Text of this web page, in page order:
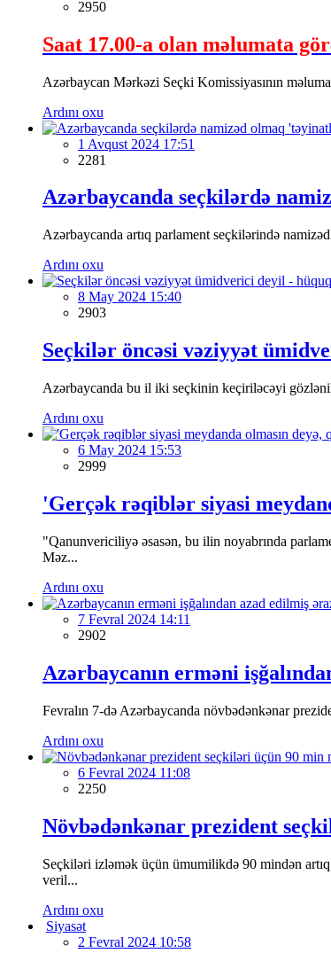
2950
Saat 17.00-a olan məlumata
Azərbaycan Mərkəzi Seçki Komissiyasının
Ardını oxu
1 Avqust 2024 17:51
2281
Azərbaycanda seçkilərdə
Azərbaycanda artıq parlament seçkilərində
Ardını oxu
8 May 2024 15:40
2903
Seçkilər öncəsi vəziyyət
Azərbaycanda bu il iki seçkinin keçiriləcəyi
Ardını oxu
6 May 2024 15:53
2999
'Gerçək rəqiblər siyasi
"Qanunvericiliyə əsasən, bu ilin noyabrında
Məz...
Ardını oxu
7 Fevral 2024 14:11
2902
Azərbaycanın erməni
Fevralın 7-də Azərbaycanda növbədənkənar
Ardını oxu
6 Fevral 2024 11:08
2250
Növbədənkənar prezident
Seçkiləri izləmək üçün ümumilikdə 90 mindən
veril...
Ardını oxu
Siyasət
2 Fevral 2024 10:58